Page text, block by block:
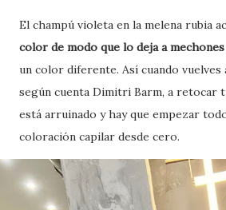
El champú violeta en la melena rubia
color de modo que lo deja a mechones
un color diferente. Así cuando vuelves
según cuenta Dimitri Barm, a retocar
está arruinado y hay que empezar
coloración capilar desde cero.